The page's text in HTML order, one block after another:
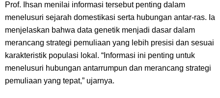
Prof. Ihsan menilai informasi tersebut penting dalam
menelusuri sejarah domestikasi serta hubungan antar-ras. Ia
menjelaskan bahwa data genetik menjadi dasar dalam
merancang strategi pemuliaan yang lebih presisi dan sesuai
karakteristik populasi lokal. “Informasi ini penting untuk
menelusuri hubungan antarrumpun dan merancang strategi
pemuliaan yang tepat,” ujarnya.